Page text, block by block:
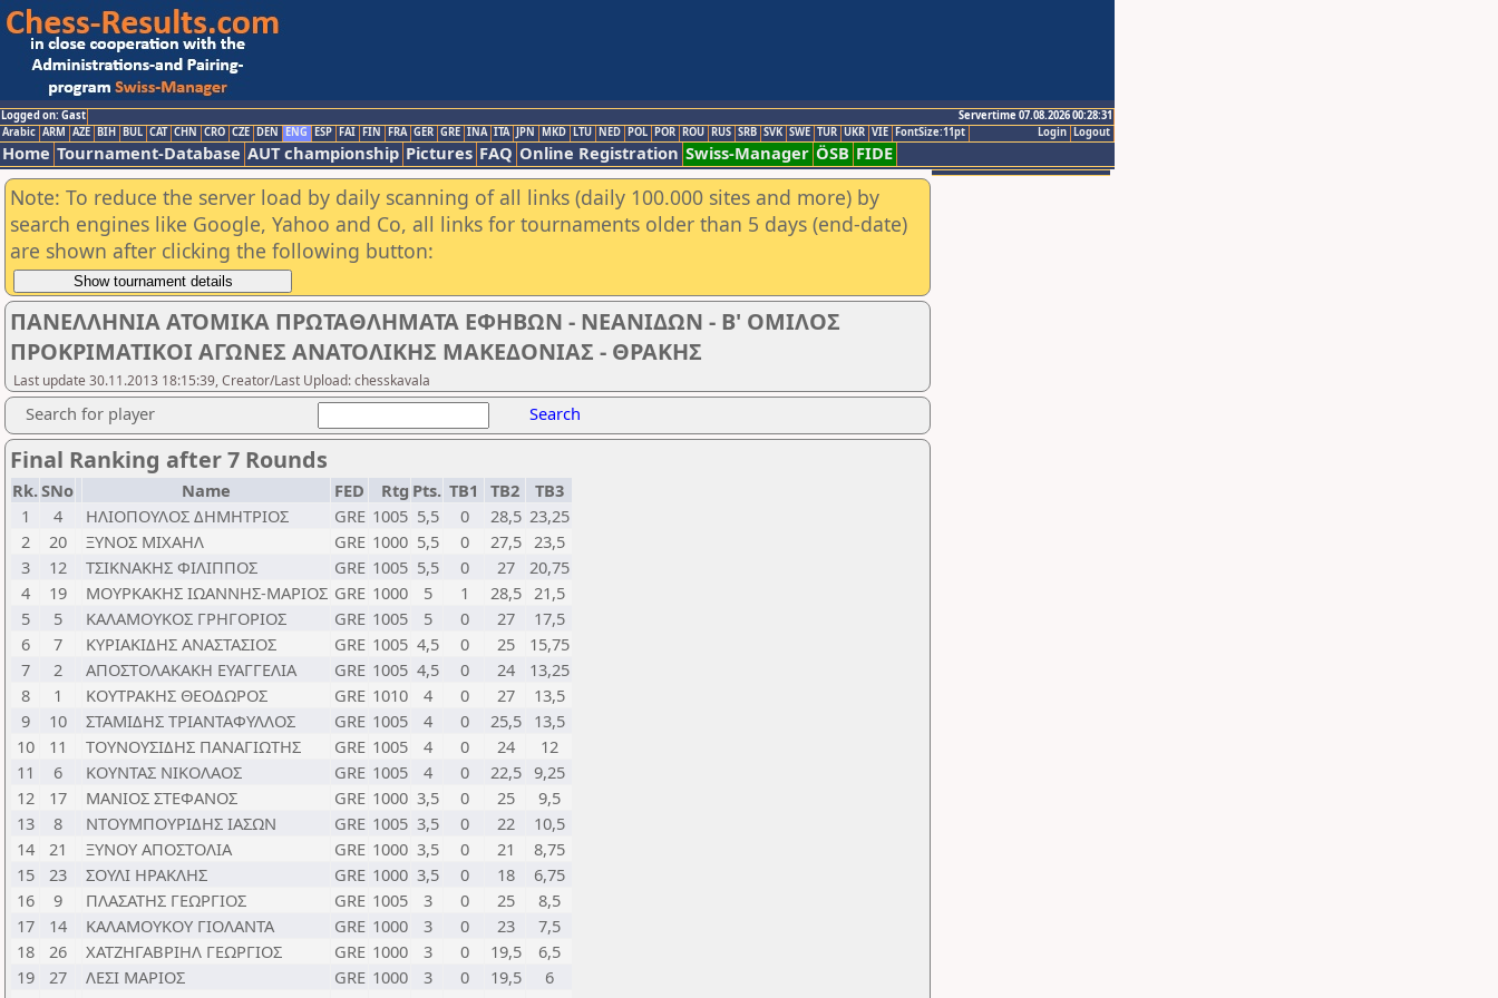
Logged on: Gast
Servertime 07.08.2026 00:28:31
Logout
Login
Arabic ARM AZE BIH BUL CAT CHN CRO CZE DEN ENG ESP FAI FIN FRA GER GRE INA ITA JPN MKD LTU NED POL POR ROU RUS SRB SVK SWE TUR UKR VIE FontSize:11pt
Home Tournament-Database AUT championship Pictures FAQ Online Registration Swiss-Manager ÖSB FIDE
Note: To reduce the server load by daily scanning of all links (daily 100.000 sites and more) by
search engines like Google, Yahoo and Co, all links for tournaments older than 5 days (end-date)
are shown after clicking the following button:
ΠΑΝΕΛΛΗΝΙΑ ΑΤΟΜΙΚΑ ΠΡΩΤΑΘΛΗΜΑΤΑ ΕΦΗΒΩΝ - ΝΕΑΝΙΔΩΝ - Β' ΟΜΙΛΟΣ
ΠΡΟΚΡΙΜΑΤΙΚΟΙ ΑΓΩΝΕΣ ΑΝΑΤΟΛΙΚΗΣ ΜΑΚΕΔΟΝΙΑΣ - ΘΡΑΚΗΣ
Last update 30.11.2013 18:15:39, Creator/Last Upload: chesskavala
Search for player Search
Final Ranking after 7 Rounds
Rk.SNo Name FED Rtg Pts. TB1 TB2
TB3
1
4 ΗΛΙΟΠΟΥΛΟΣ ΔΗΜΗΤΡΙΟΣ GRE 1005 5,5 0 28,5 23,25
2
20 ΞΥΝΟΣ ΜΙΧΑΗΛ GRE 1000 5,5 0 27,5 23,5
3
12 ΤΣΙΚΝΑΚΗΣ ΦΙΛΙΠΠΟΣ GRE 1005 5,5 0 27
20,75
4
19 ΜΟΥΡΚΑΚΗΣ ΙΩΑΝΝΗΣ-ΜΑΡΙΟΣ GRE 1000 5 1 28,5 21,5
5
5 ΚΑΛΑΜΟΥΚΟΣ ΓΡΗΓΟΡΙΟΣ GRE 1005 5 0 27
17,5
6
7 ΚΥΡΙΑΚΙΔΗΣ ΑΝΑΣΤΑΣΙΟΣ GRE 1005 4,5 0 25
15,75
7
2 ΑΠΟΣΤΟΛΑΚΑΚΗ ΕΥΑΓΓΕΛΙΑ GRE 1005 4,5 0 24
13,25
8
1 ΚΟΥΤΡΑΚΗΣ ΘΕΟΔΩΡΟΣ GRE 1010 4 0 27
13,5
9
10 ΣΤΑΜΙΔΗΣ ΤΡΙΑΝΤΑΦΥΛΛΟΣ GRE 1005 4 0 25,5
13,5
10
11 ΤΟΥΝΟΥΣΙΔΗΣ ΠΑΝΑΓΙΩΤΗΣ GRE 1005 4 0 24
12
11
6 ΚΟΥΝΤΑΣ ΝΙΚΟΛΑΟΣ GRE 1005 4 0 22,5 9,25
12
17 ΜΑΝΙΟΣ ΣΤΕΦΑΝΟΣ GRE 1000 3,5 0 25
9,5
13
8 ΝΤΟΥΜΠΟΥΡΙΔΗΣ ΙΑΣΩΝ GRE 1005 3,5 0 22
10,5
14
21 ΞΥΝΟΥ ΑΠΟΣΤΟΛΙΑ GRE 1000 3,5 0 21
8,75
15
23 ΣΟΥΛΙ ΗΡΑΚΛΗΣ GRE 1000 3,5 0 18
6,75
16
9 ΠΛΑΣΑΤΗΣ ΓΕΩΡΓΙΟΣ GRE 1005 3 0 25
8,5
17
14 ΚΑΛΑΜΟΥΚΟΥ ΓΙΟΛΑΝΤΑ GRE 1000 3 0 23
7,5
18
26 ΧΑΤΖΗΓΑΒΡΙΗΛ ΓΕΩΡΓΙΟΣ GRE 1000 3 0 19,5
6,5
19
27 ΛΕΣΙ ΜΑΡΙΟΣ GRE 1000 3 0 19,5
6